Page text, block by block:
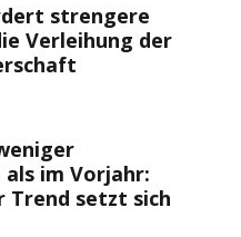
strengere
Verleihung der
im Vorjahr:
Trend setzt sich